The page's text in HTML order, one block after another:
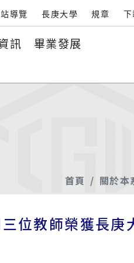
導覽 長庚大學 規章 下
訊 畢業發展
首頁 關於本
位教師榮獲長庚